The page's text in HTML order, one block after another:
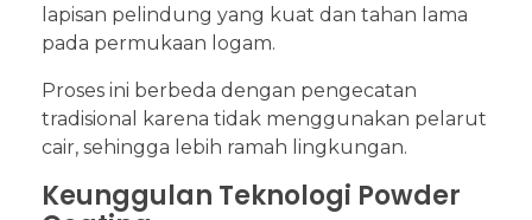
lapisan pelindung yang kuat dan tahan lama
pada permukaan logam.
Proses ini berbeda dengan pengecatan
tradisional karena tidak menggunakan pelarut
cair, sehingga lebih ramah lingkungan.
Keunggulan Teknologi Powder